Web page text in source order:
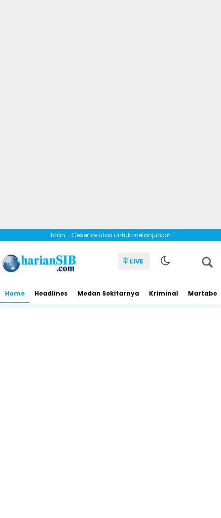
Iklan - Geser ke atas untuk melanjutkan
LIVE
Home Headlines Medan Sekitarnya Kriminal Martabe